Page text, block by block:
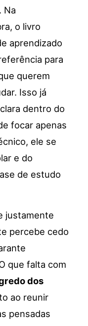
Na
o livro
aprendizado
para
querem
Isso já
dentro do
focar apenas
ele se
e do
de estudo
justamente
percebe cedo
que falta com
dos
ao reunir
pensadas